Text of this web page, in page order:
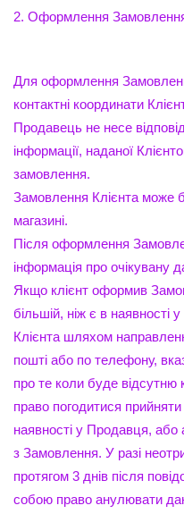
2. Оформлення
Для оформлення
контактні координати
Продавець не несе
інформації, наданої
замовлення.
Замовлення Клієнта може
магазині.
Після оформлення
інформація про очікувану
Якщо клієнт оформив
більшій, ніж є в
Клієнта шляхом
пошті або по телефону,
про те коли буде відсутню
право погодитися
наявності у Продавця,
з Замовлення. У разі
протягом 3 днів після
собою право анулювати